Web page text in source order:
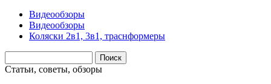
Видеообзоры
Видеообзоры
Коляски 2в1, 3в1, траснформеры
Статьи, советы, обзоры